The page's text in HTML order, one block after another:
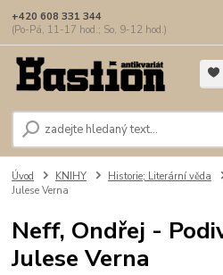
+420 608 331 344
(Po-Pá, 11-17 hod.; So, 9-12 hod.)
Úvod KNIHY Historie; Literární věda
Julese Verna
Neff, Ondřej -
Julese Verna